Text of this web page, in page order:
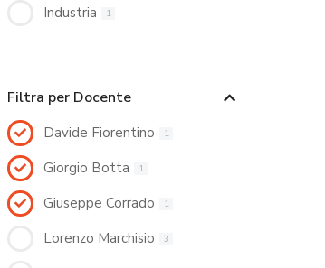
Industria 1
Filtra per Docente
Davide Fiorentino 1
Giorgio Botta 1
Giuseppe Corrado 1
Lorenzo Marchisio 3